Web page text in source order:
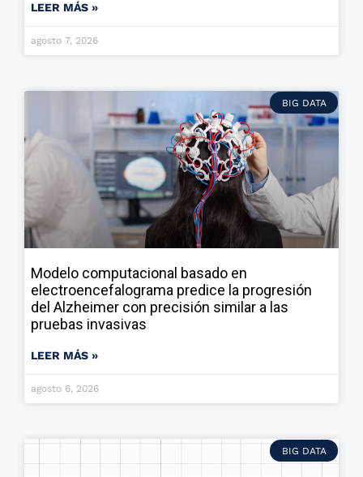
LEER MÁS »
agosto 7, 2026
BIG DATA
Modelo computacional basado en
electroencefalograma predice la progresión
del Alzheimer con precisión similar a las
pruebas invasivas
LEER MÁS »
agosto 6, 2026
BIG DATA